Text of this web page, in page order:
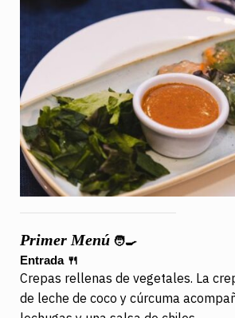
Primer Menú 🧑‍🍳
Entrada🍴
Crepas rellenas de vegetales. La
de leche de coco y cúrcuma